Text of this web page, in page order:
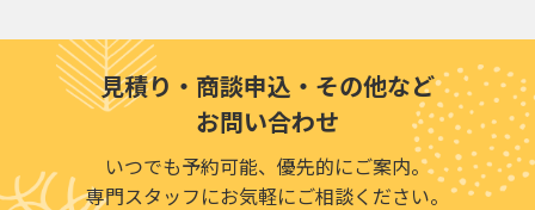
見積り・商談申込・その他など
お問い合わせ
いつでも予約可能、優先的にご案内。
専門スタッフにお気軽にご相談ください。